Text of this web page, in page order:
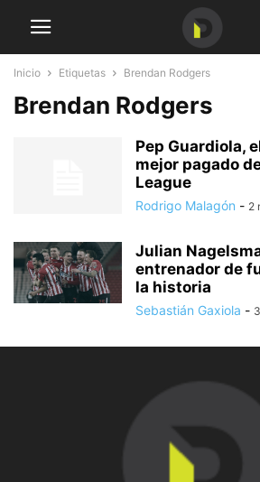
Inicio Etiquetas Brendan Rodgers
Brendan Rodgers
Pep Guardiola,
mejor pagado
League
Rodrigo Malagón - 2
Julian
entrenador de
la historia
Sebastián Gaxiola -